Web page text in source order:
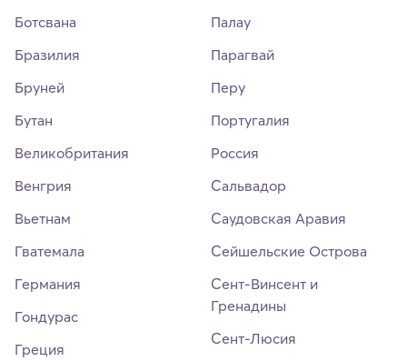
Ботсвана
Бразилия
Бруней
Бутан
Великобритания
Венгрия
Вьетнам
Гватемала
Германия
Гондурас
Греция
Палау
Парагвай
Перу
Португалия
Россия
Сальвадор
Саудовская Аравия
Сейшельские Острова
Сент-Винсент и
Гренадины
Сент-Люсия